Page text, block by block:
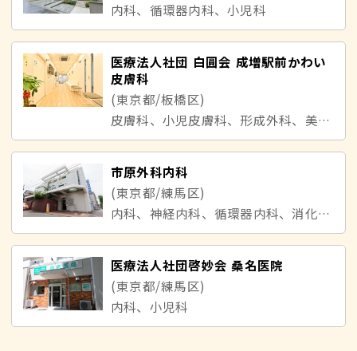
内科、循環器内科、小児科
医療法人社団 白圓会 成増駅前かわい
皮膚科
(東京都/板橋区)
皮膚科、小児皮膚科、形成外科、美容皮膚科、アレルギー科
市原外科内科
(東京都/練馬区)
内科、神経内科、循環器内科、消化器内科、老年内科
医療法人社団啓妙会 桑名医院
(東京都/練馬区)
内科、小児科